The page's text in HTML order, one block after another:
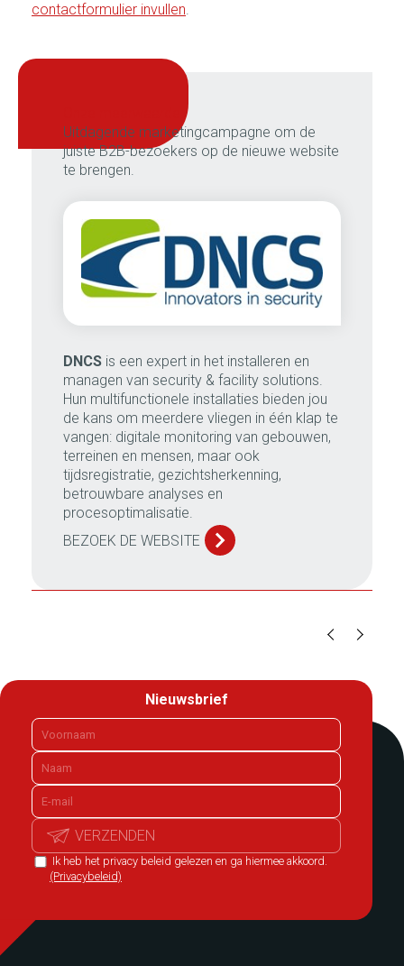
Uitdagende marketingcampagne om de
juiste B2B-bezoekers op de nieuwe website
te brengen.
DNCS is een expert in het installeren en
managen van security & facility solutions.
Hun multifunctionele installaties bieden jou
de kans om meerdere vliegen in één klap te
vangen: digitale monitoring van gebouwen,
terreinen en mensen, maar ook
tijdsregistratie, gezichtsherkenning,
betrouwbare analyses en
procesoptimalisatie.
BEZOEK DE WEBSITE
contactformulier invullen.
Nieuwsbrief
Ik heb het privacy beleid gelezen en ga hiermee akkoord.
(Privacybeleid)
VERZENDEN